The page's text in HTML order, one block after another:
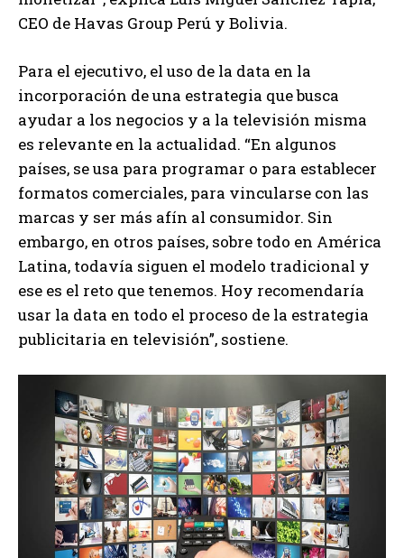
CEO de Havas Group Perú y Bolivia.
Para el ejecutivo, el uso de la data en la
incorporación de una estrategia que busca
ayudar a los negocios y a la televisión misma
es relevante en la actualidad. “En algunos
países, se usa para programar o para establecer
formatos comerciales, para vincularse con las
marcas y ser más afín al consumidor. Sin
embargo, en otros países, sobre todo en América
Latina, todavía siguen el modelo tradicional y
ese es el reto que tenemos. Hoy recomendaría
usar la data en todo el proceso de la estrategia
publicitaria en televisión”, sostiene.